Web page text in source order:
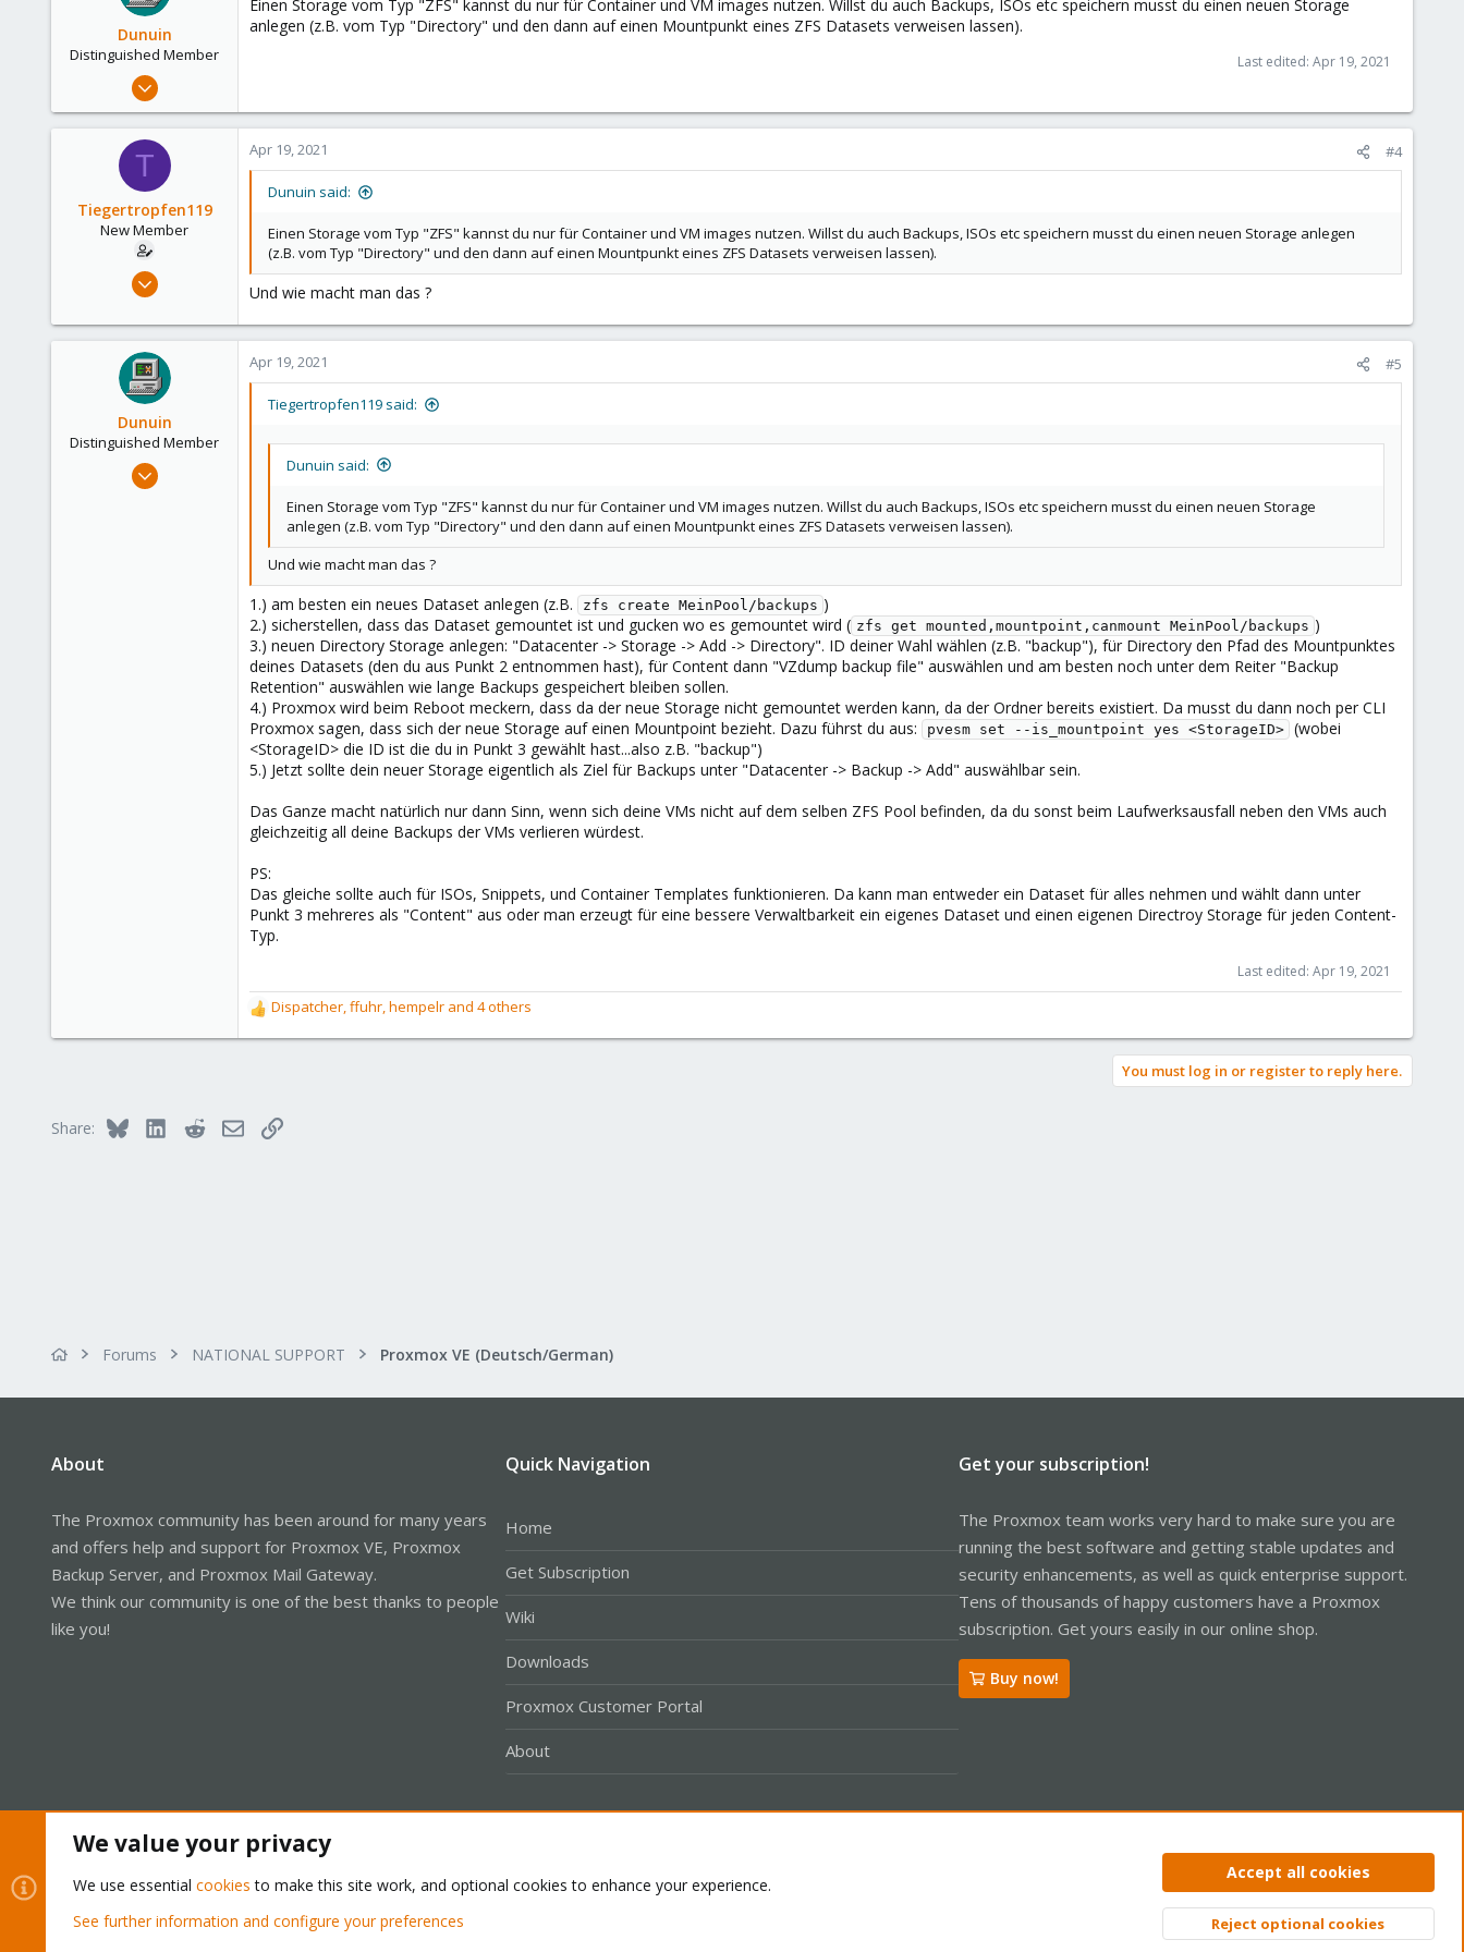
Dunuin
Distinguished Member
Jun 30, 2020
4,874
Germany
Einen Storage vom Typ "ZFS" kannst du nur für Container und VM images nutzen. Willst du auch Backups, ISOs etc speichern musst du einen neuen Storage
anlegen (z.B. vom Typ "Directory" und den dann auf einen Mountpunkt eines ZFS Datasets verweisen lassen).
Last edited: Apr 19, 2021
T
Tiegertropfen119
New Member
Apr 8, 2021
0
Apr 19, 2021 #4
Dunuin said:
Einen Storage vom Typ "ZFS" kannst du nur für Container und VM images nutzen. Willst du auch Backups, ISOs etc speichern musst du einen neuen Storage anlegen
(z.B. vom Typ "Directory" und den dann auf einen Mountpunkt eines ZFS Datasets verweisen lassen).
Und wie macht man das ?
Dunuin
Distinguished Member
Jun 30, 2020
Apr 19, 2021 #5
Tiegertropfen119 said:
Dunuin said:
Einen Storage vom Typ "ZFS" kannst du nur für Container und VM images nutzen. Willst du auch Backups, ISOs etc speichern musst du einen neuen Storage
anlegen (z.B. vom Typ "Directory" und den dann auf einen Mountpunkt eines ZFS Datasets verweisen lassen).
Und wie macht man das ?
1.) am besten ein neues Dataset anlegen (z.B. zfs create MeinPool/backups )
2.) sicherstellen, dass das Dataset gemountet ist und gucken wo es gemountet wird ( zfs get mounted,mountpoint,canmount MeinPool/backups )
3.) neuen Directory Storage anlegen: "Datacenter -> Storage -> Add -> Directory". ID deiner Wahl wählen (z.B. "backup"), für Directory den Pfad des Mountpunktes
deines Datasets (den du aus Punkt 2 entnommen hast), für Content dann "VZdump backup file" auswählen und am besten noch unter dem Reiter "Backup
Retention" auswählen wie lange Backups gespeichert bleiben sollen.
4.) Proxmox wird beim Reboot meckern, dass da der neue Storage nicht gemountet werden kann, da der Ordner bereits existiert. Da musst du dann noch per CLI
Proxmox sagen, dass sich der neue Storage auf einen Mountpoint bezieht. Dazu führst du aus:
pvesm set --is_mountpoint yes <StorageID> (wobei
<StorageID> die ID ist die du in Punkt 3 gewählt hast...also z.B. "backup")
5.) Jetzt sollte dein neuer Storage eigentlich als Ziel für Backups unter "Datacenter -> Backup -> Add" auswählbar sein.
Das Ganze macht natürlich nur dann Sinn, wenn sich deine VMs nicht auf dem selben ZFS Pool befinden, da du sonst beim Laufwerksausfall neben den VMs auch
gleichzeitig all deine Backups der VMs verlieren würdest.
PS:
Das gleiche sollte auch für ISOs, Snippets, und Container Templates funktionieren. Da kann man entweder ein Dataset für alles nehmen und wählt dann unter
Punkt 3 mehreres als "Content" aus oder man erzeugt für eine bessere Verwaltbarkeit ein eigenes Dataset und einen eigenen Directroy Storage für jeden Content-
Typ.
Last edited: Apr 19, 2021
R
e
Dispatcher,ffuhr,hempelr and 4 others
You must log in or register to reply here.
Share: Bluesky LinkedInRedditEmailLink
Forums NATIONAL SUPPORT Proxmox VE (Deutsch/German)
About
The Proxmox community has been around for many years
and offers help and support for Proxmox VE, Proxmox
Backup Server, and Proxmox Mail Gateway.
We think our community is one of the best thanks to people
like you!
Quick Navigation
Home
Get Subscription
Wiki
Downloads
Proxmox Customer Portal
About
Get your subscription!
The Proxmox team works very hard to make sure you are
running the best software and getting stable updates and
security enhancements, as well as quick enterprise support.
Tens of thousands of happy customers have a Proxmox
subscription. Get yours easily in our online shop.
Buy now!
Privacy policy Help Home
Community platform by XenForo® © 2010-2026 XenForo Ltd. Top
We value your privacy
We use essential cookies to make this site work, and optional cookies to enhance your experience.
See further information and configure your preferences
Accept all cookies
Reject optional cookies